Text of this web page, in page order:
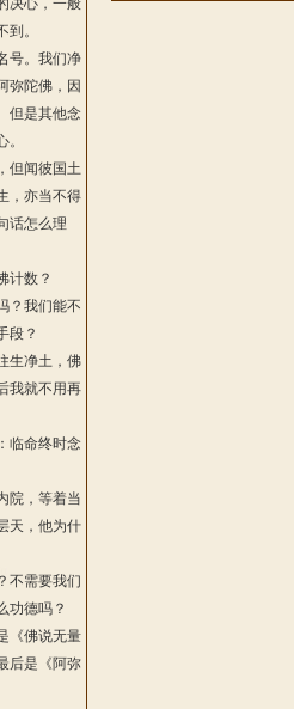
决心，一般
到。
号。我们净
弥陀佛，因
但是其他念
但闻彼国土
，亦当不得
话怎么理
计数？
？我们能不
段？
生净土，佛
我就不用再
临命终时念
院，等着当
天，他为什
不需要我们
功德吗？
《佛说无量
后是《阿弥